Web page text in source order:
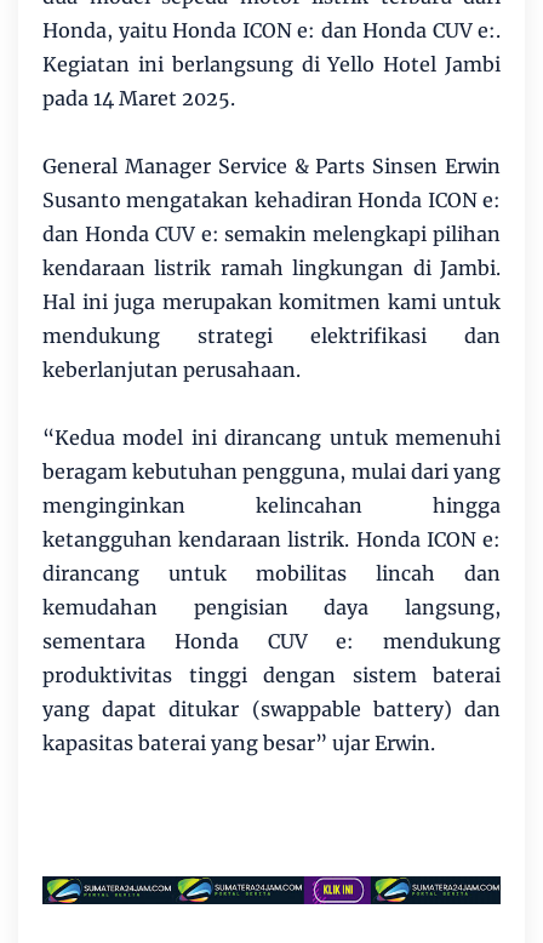
Honda, yaitu Honda ICON e: dan Honda CUV e:.
Kegiatan ini berlangsung di Yello Hotel Jambi
pada 14 Maret 2025.
General Manager Service & Parts Sinsen Erwin
Susanto mengatakan kehadiran Honda ICON e:
dan Honda CUV e: semakin melengkapi pilihan
kendaraan listrik ramah lingkungan di Jambi.
Hal ini juga merupakan komitmen kami untuk
mendukung strategi elektrifikasi dan
keberlanjutan perusahaan.
“Kedua model ini dirancang untuk memenuhi
beragam kebutuhan pengguna, mulai dari yang
menginginkan kelincahan hingga
ketangguhan kendaraan listrik. Honda ICON e:
dirancang untuk mobilitas lincah dan
kemudahan pengisian daya langsung,
sementara Honda CUV e: mendukung
produktivitas tinggi dengan sistem baterai
yang dapat ditukar (swappable battery) dan
kapasitas baterai yang besar” ujar Erwin.